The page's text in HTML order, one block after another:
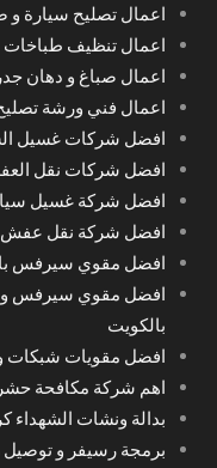
اعمال تصليح سيارة و
اعمال تنظيف طباخات
اعمال صباغ و دهان
اعمال فني ورشة
افضل شركات غسيل
افضل شركات نقل
افضل شركة غسيل
افضل شركة نقل عفش و
افضل مقوي سيرفس
افضل مقوي سيرفس و
بالكويت
افضل مقويات شبكات
اهم شركة مكافحة
بدالة ونشات
برمجة رسيفر و توصيل ريموت 24 ساعة في